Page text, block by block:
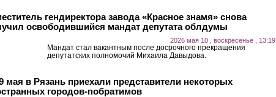
гендиректора завода «Красное знамя» снова
освободившийся мандат депутата облдумы
2026 мая 10 , воскресенье , 13:19
Мандат стал вакантным после досрочного прекращения
депутатских полномочий Михаила Давыдова.
мая в Рязань приехали представители некоторых
городов-побратимов